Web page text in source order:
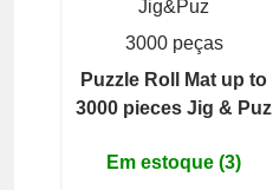
Jig&Puz
3000 peças
Puzzle Roll Mat up to
3000 pieces Jig & Puz
Em estoque (3)